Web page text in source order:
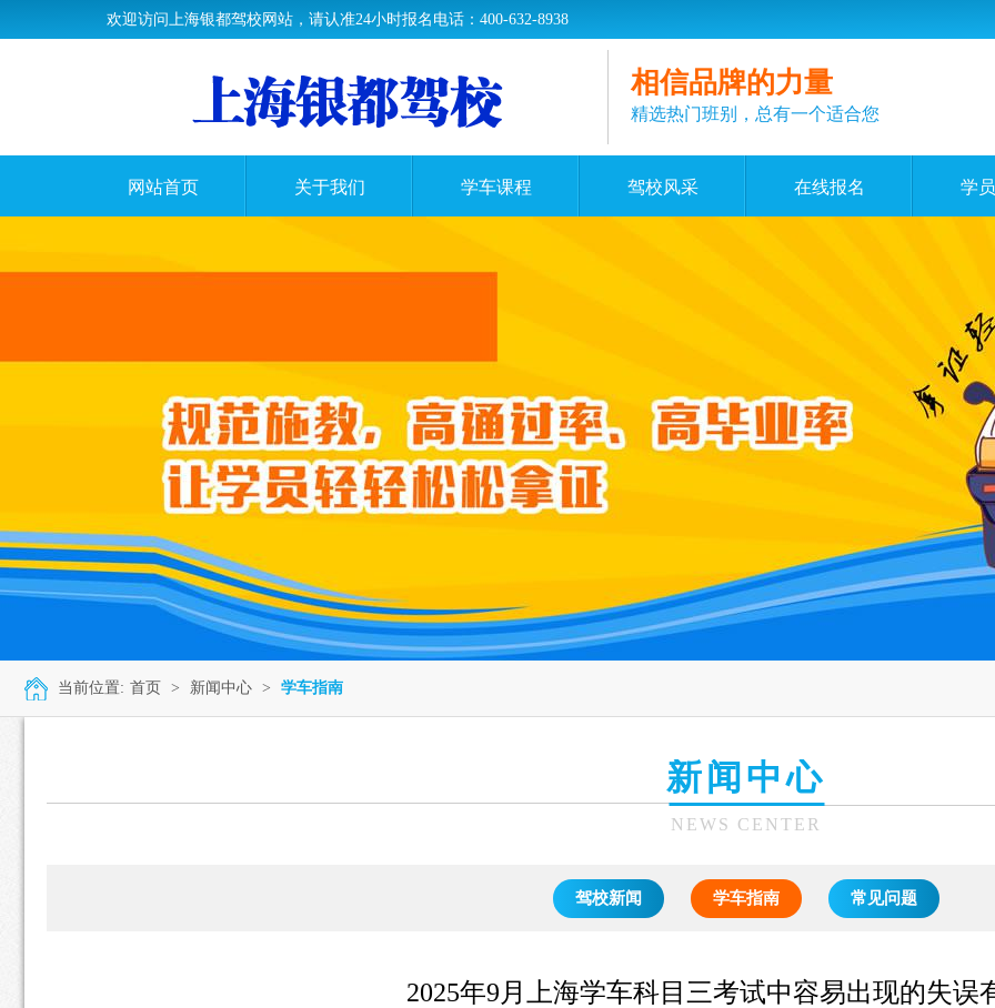
欢迎访问上海银都驾校网站，请认准24小时报名电话：400-632-8938
相信品牌的力量
精选热门班别，总有一个适合您
网站首页 关于我们 学车课程 驾校风采 在线报名 学
当前位置: 首页 > 新闻中心 > 学车指南
新闻中心
NEWS CENTER
驾校新闻 学车指南 常见问题
2025年9月上海学车科目三考试中容易出现的失误